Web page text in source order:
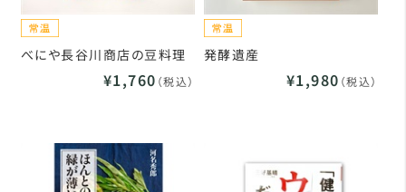
べにや長谷川商店の豆料理
¥1,760 （税込）
発酵遺産
¥1,980 （税込）